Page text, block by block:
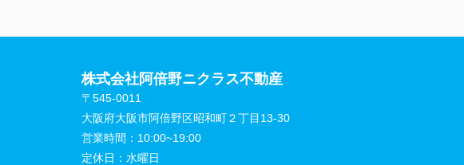
株式会社阿倍野ニクラス不動産
〒545-0011
大阪府大阪市阿倍野区昭和町２丁目13-30
営業時間： 10:00~19:00
定休日： 水曜日